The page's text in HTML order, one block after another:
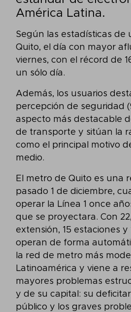
América Latina.
Según las estadísticas de
Quito, el día con mayor
viernes, con el récord de
un sólo día.
Además, los usuarios
percepción de seguridad
aspecto más destacable
de transporte y sitúan la
como el principal motivo
medio.
El metro de Quito es una
pasado 1 de diciembre,
operar la Línea 1 once
que se proyectara. Con
extensión, 15 estaciones
operan de forma
la red de metro más
Latinoamérica y viene a
mayores problemas
y de su capital: su
público y los graves